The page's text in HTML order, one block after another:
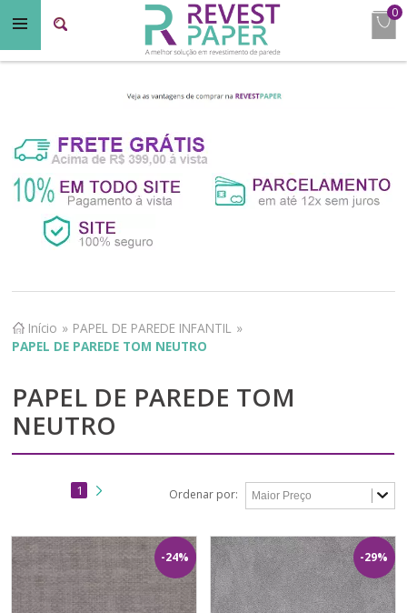
0
Início » PAPEL DE PAREDE INFANTIL »
PAPEL DE PAREDE TOM NEUTRO
PAPEL DE PAREDE TOM
NEUTRO
Ordenar por:
1
-24% -29%